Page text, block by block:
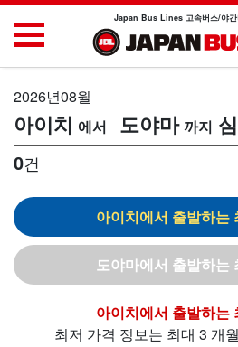
Japan Bus Lines 고속버스/야간
2026년08월
아이치 도야마
0건
아이치
도야마
아이치
최저 가격 정보는 최대 3 개